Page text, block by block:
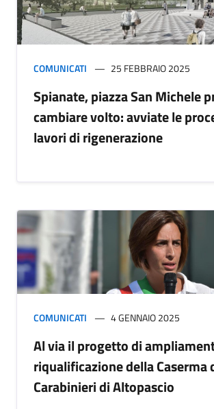
COMUNICATI 25 FEBBRAIO 2025
Spianate, piazza San Michele
cambiare volto: avviate le
lavori di rigenerazione
COMUNICATI 4 GENNAIO 2025
Al via il progetto di
riqualificazione della Caserma
Carabinieri di Altopascio